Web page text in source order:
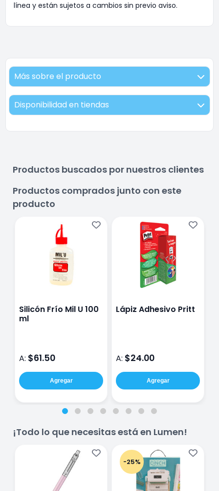
línea y están sujetos a cambios sin previo aviso.
Más sobre el producto
Disponibilidad en tiendas
Productos buscados por nuestros clientes
Productos comprados junto con este
producto
Silicón Frío Mil U 100
ml
A: $61.50
Agregar
Lápiz Adhesivo Pritt
A: $24.00
Agregar
¡Todo lo que necesitas está en Lumen!
-25%